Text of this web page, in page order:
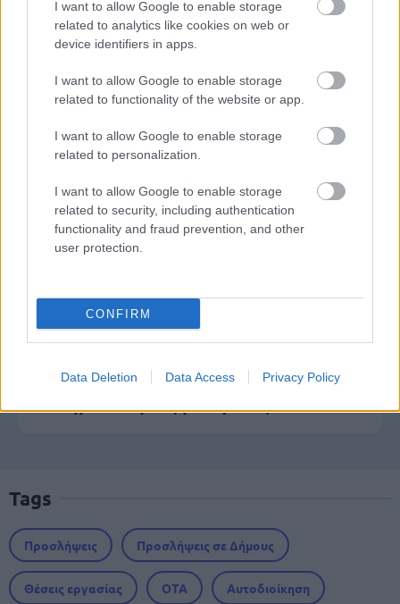
I want to allow Google to enable storage
related to analytics like cookies on web or
device identifiers in apps.
I want to allow Google to enable storage
related to functionality of the website or app.
I want to allow Google to enable storage
related to personalization.
I want to allow Google to enable storage
related to security, including authentication
functionality and fraud prevention, and other
user protection.
CONFIRM
Data Deletion Data Access Privacy Policy
Αυτό το επίδομα δίνει 300 ευρώ - Δεν
χρειάζεται αίτηση
Τουρισμός για Όλους 2026: Voucher
έως 600 ευρώ - Ποια ΑΦΜ παίρνουν
σειρά σήμερα
ΟΠΕΚΑ: Μηνιαίο επίδομα έως 210
ευρώ - Πώς θα τα πάρετε
Tags
Προσλήψεις Προσλήψεις σε Δήμους
Θέσεις εργασίας ΟΤΑ Αυτοδιοίκηση